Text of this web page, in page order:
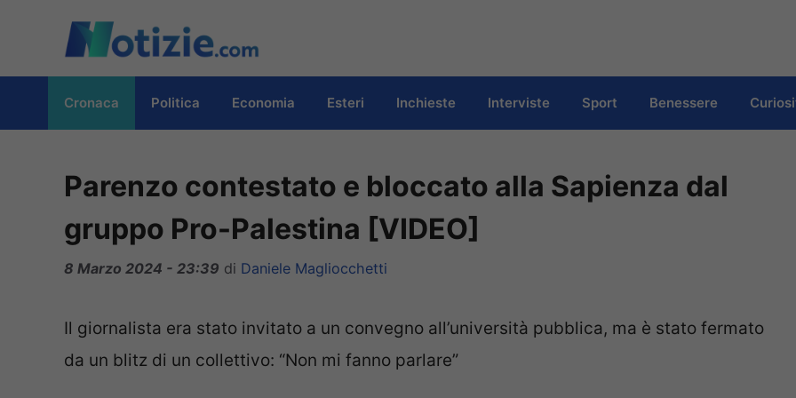
contenuto
Cronaca Politica Economia Esteri Inchieste Interviste Sport Benessere
Parenzo contestato e bloccato alla Sapienza dal
gruppo Pro-Palestina [VIDEO]
8 Marzo 2024 - 23:39 di Daniele Magliocchetti
Il giornalista era stato invitato a un convegno all’università pubblica, ma è stato fermato
da un blitz di un collettivo: “Non mi fanno parlare”